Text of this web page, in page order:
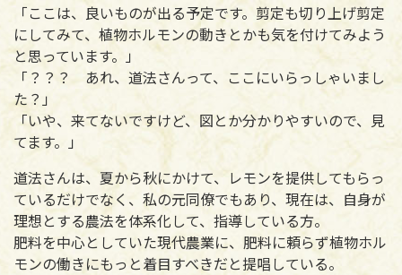
「ここは、良いものが出る予定です。剪定も切り上げ剪定
にしてみて、植物ホルモンの動きとかも気を付けてみよう
と思っています。」
「？？？ あれ、道法さんって、ここにいらっしゃいまし
た？」
「いや、来てないですけど、図とか分かりやすいので、見
てます。」
道法さんは、夏から秋にかけて、レモンを提供してもらっ
ているだけでなく、私の元同僚でもあり、現在は、自身が
理想とする農法を体系化して、指導している方。
肥料を中心としていた現代農業に、肥料に頼らず植物ホル
モンの働きにもっと着目すべきだと提唱している。